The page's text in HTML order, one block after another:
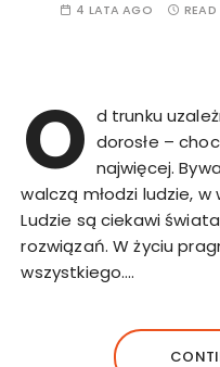
4 LATA AGO READ
O d trunku
dorosłe –
najwięcej.
walczą młodzi ludzie,
Ludzie są ciekawi
rozwiązań. W życiu
wszystkiego….